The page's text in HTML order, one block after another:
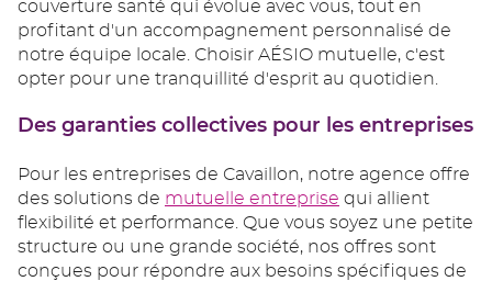
couverture santé qui évolue avec vous, tout en
profitant d'un accompagnement personnalisé de
notre équipe locale. Choisir AÉSIO mutuelle, c'est
opter pour une tranquillité d'esprit au quotidien.
Des garanties collectives pour les entreprises
Pour les entreprises de Cavaillon, notre agence offre
des solutions de mutuelle entreprise qui allient
flexibilité et performance. Que vous soyez une petite
structure ou une grande société, nos offres sont
conçues pour répondre aux besoins spécifiques de